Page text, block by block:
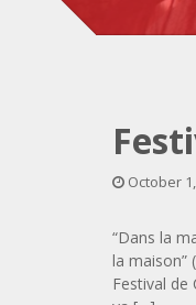
October
“Dans la
la maison”
Festival de